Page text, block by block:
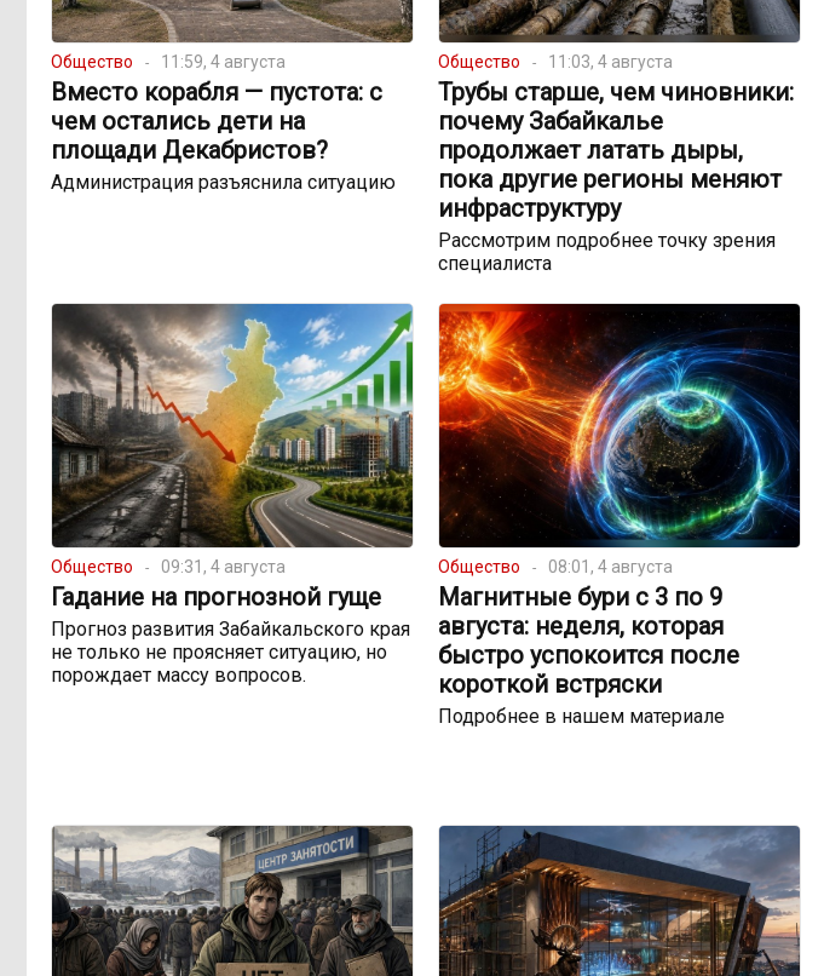
Общество 11:59, 4 августа
Вместо корабля — пустота: с
чем остались дети на
площади Декабристов?
Администрация разъяснила ситуацию
Общество 11:03, 4 августа
Трубы старше, чем чиновники:
почему Забайкалье
продолжает латать дыры,
пока другие регионы меняют
инфраструктуру
Рассмотрим подробнее точку зрения
специалиста
Общество 09:31, 4 августа
Гадание на прогнозной гуще
Прогноз развития Забайкальского края
не только не проясняет ситуацию, но
порождает массу вопросов.
Общество 08:01, 4 августа
Магнитные бури с 3 по 9
августа: неделя, которая
быстро успокоится после
короткой встряски
Подробнее в нашем материале